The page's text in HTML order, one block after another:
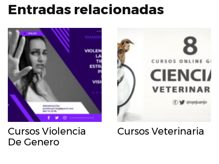
Entradas relacionadas
Cursos Violencia
De Genero
Cursos Veterinaria